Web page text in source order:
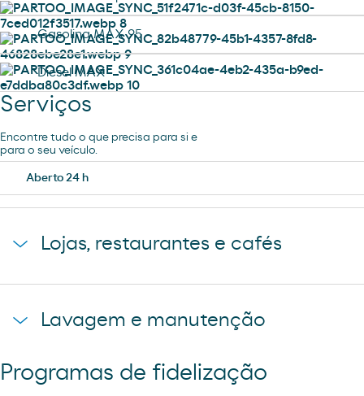
Gasolina MAX 95
Diesel MAX
Serviços
Encontre tudo o que precisa para si e
para o seu veículo.
Aberto 24 h
Lojas, restaurantes e cafés
Lavagem e manutenção
Subscrição de lavagem automática
Programas de fidelização